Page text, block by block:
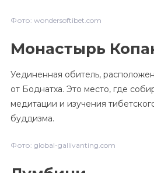
Фото: wondersoftibet.com
Монастырь
Уединенная обитель,
от Боднатха. Это место, где
медитации и изучения
буддизма.
Фото: global-gallivanting.com